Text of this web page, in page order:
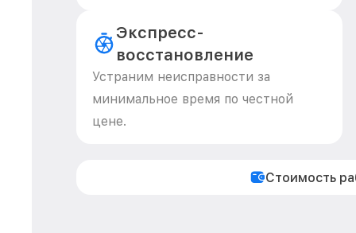
Экспресс-
восстановление
Устраним неисправности за
минимальное время по честной
цене.
Стоимость